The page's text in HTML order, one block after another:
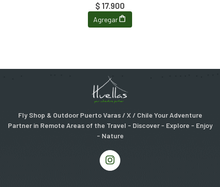
$ 17.900
Agregar
Fly Shop & Outdoor Puerto Varas / X / Chile Your Adventure
Partner in Remote Areas of the Travel - Discover - Explore - Enjoy
- Nature